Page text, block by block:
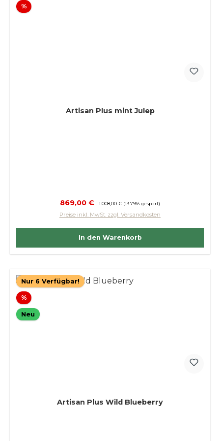
%Rabatt
Artisan Plus mint Julep
Verkaufspreis:
869,00 € Regulärer Preis:
1.008,00 € (13.79% gespart)
Preise inkl. MwSt. zzgl. Versandkosten
In den Warenkorb
Nur 6 Verfügbar!
%Rabatt
Neu
Artisan Plus Wild Blueberry